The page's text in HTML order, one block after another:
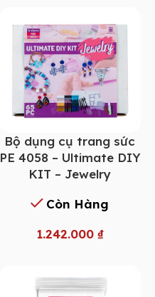
Bộ dụng cụ trang sức
PE 4058 – Ultimate DIY
KIT – Jewelry
Còn Hàng
1.242.000 ₫